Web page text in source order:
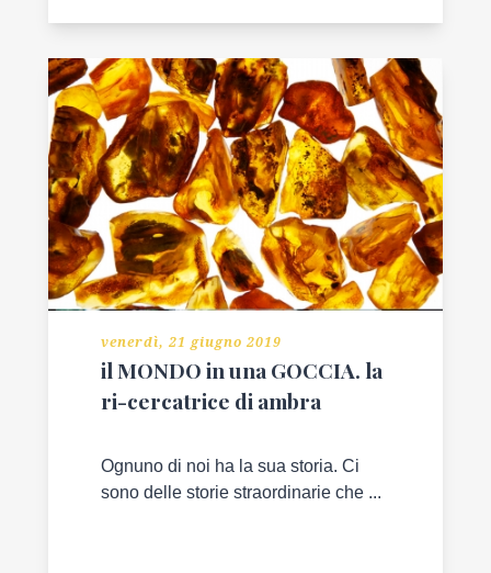
venerdì, 21 giugno 2019
il MONDO in una GOCCIA. la
ri-cercatrice di ambra
Ognuno di noi ha la sua storia. Ci
sono delle storie straordinarie che ...